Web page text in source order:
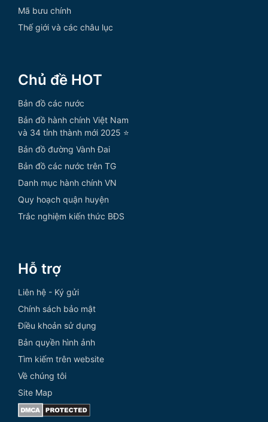
Mã bưu chính
Thế giới và các châu lục
Chủ đề HOT
Bản đồ các nước
Bản đồ hành chính Việt Nam
và 34 tỉnh thành mới 2025 ⭐
Bản đồ đường Vành Đai
Bản đồ các nước trên TG
Danh mục hành chính VN
Quy hoạch quận huyện
Trắc nghiệm kiến thức BĐS
Hỗ trợ
Liên hệ - Ký gửi
Chính sách bảo mật
Điều khoản sử dụng
Bản quyền hình ảnh
Tìm kiếm trên website
Về chúng tôi
Site Map